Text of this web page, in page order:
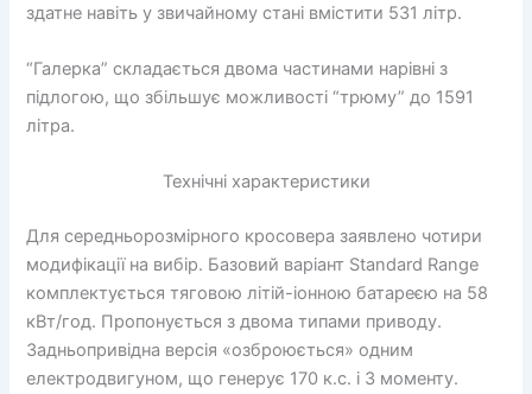
здатне навіть у звичайному стані вмістити 531 літр.
“Галерка” складається двома частинами нарівні з
підлогою, що збільшує можливості “трюму” до 1591
літра.
Технічні характеристики
Для середньорозмірного кросовера заявлено чотири
модифікації на вибір. Базовий варіант Standard Range
комплектується тяговою літій-іонною батареєю на 58
кВт/год. Пропонується з двома типами приводу.
Задньопривідна версія «озброюється» одним
електродвигуном, що генерує 170 к.с. і 3 моменту.